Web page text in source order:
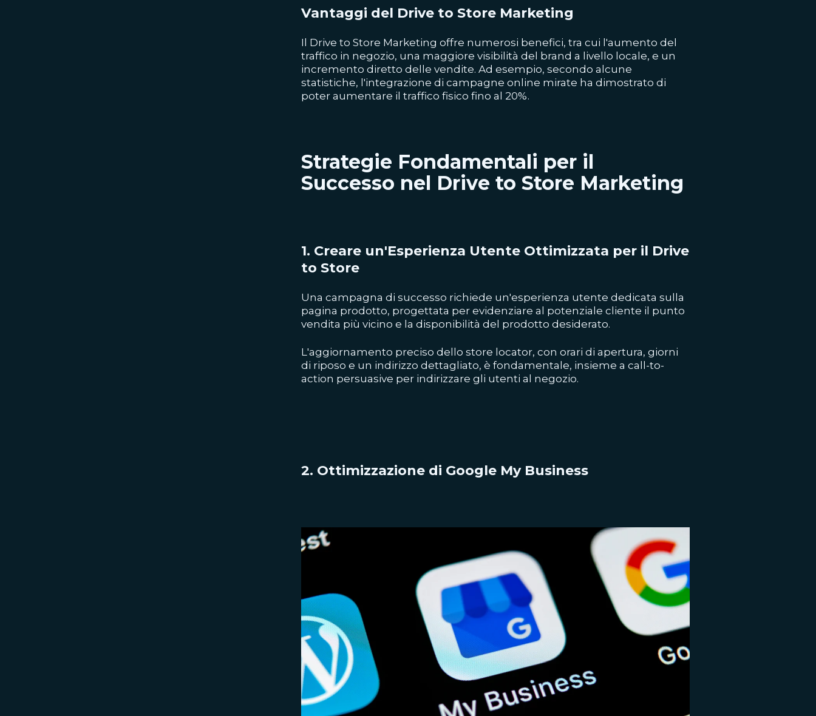
Vantaggi del Drive to Store Marketing
Il Drive to Store Marketing offre numerosi benefici, tra cui l'aumento del
traffico in negozio, una maggiore visibilità del brand a livello locale, e un
incremento diretto delle vendite. Ad esempio, secondo alcune
statistiche, l'integrazione di campagne online mirate ha dimostrato di
poter aumentare il traffico fisico fino al 20%.
Strategie Fondamentali per il
Successo nel Drive to Store Marketing
1. Creare un'Esperienza Utente Ottimizzata per il Drive
to Store
Una campagna di successo richiede un'esperienza utente dedicata sulla
pagina prodotto, progettata per evidenziare al potenziale cliente il punto
vendita più vicino e la disponibilità del prodotto desiderato.
L'aggiornamento preciso dello store locator, con orari di apertura, giorni
di riposo e un indirizzo dettagliato, è fondamentale, insieme a call-to-
action persuasive per indirizzare gli utenti al negozio.
2. Ottimizzazione di Google My Business